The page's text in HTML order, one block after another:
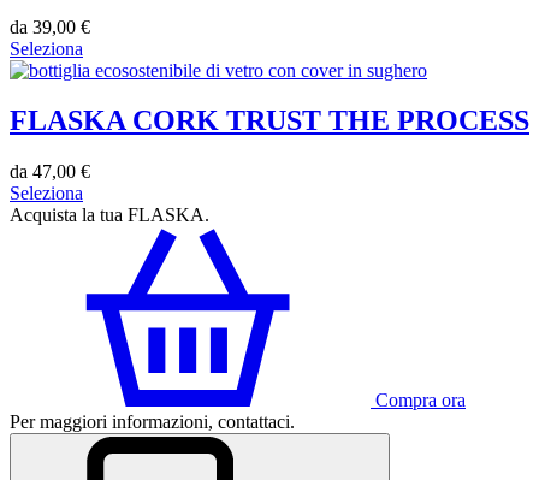
da 39,00 €
Seleziona
FLASKA CORK TRUST THE PROCESS
da 47,00 €
Seleziona
Acquista la tua FLASKA.
Compra ora
Per maggiori informazioni, contattaci.